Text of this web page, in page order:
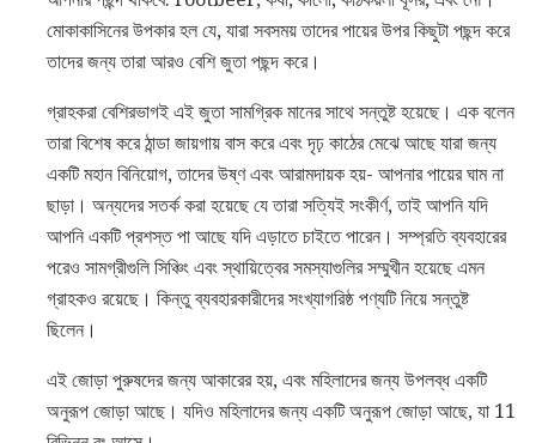
মোকাকাসিনের উপকার হল যে, যারা সবসময় তাদের পায়ের উপর কিছুটা পছন্দ করে
তাদের জন্য তারা আরও বেশি জুতা পছন্দ করে।
গ্রাহকরা বেশিরভাগই এই জুতা সামগ্রিক মানের সাথে সন্তুষ্ট হয়েছে। এক বলেন
তারা বিশেষ করে ঠান্ডা জায়গায় বাস করে এবং দৃঢ় কাঠের মেঝে আছে যারা জন্য
একটি মহান বিনিয়োগ, তাদের উষ্ণ এবং আরামদায়ক হয়- আপনার পায়ের ঘাম না
ছাড়া। অন্যদের সতর্ক করা হয়েছে যে তারা সত্যিই সংকীর্ণ, তাই আপনি যদি
আপনি একটি প্রশস্ত পা আছে যদি এড়াতে চাইতে পারেন। সম্প্রতি ব্যবহারের
পরেও সামগ্রীগুলি সিঞ্চিং এবং স্থায়িত্বের সমস্যাগুলির সম্মুখীন হয়েছে এমন
গ্রাহকও রয়েছে। কিন্তু ব্যবহারকারীদের সংখ্যাগরিষ্ঠ পণ্যটি নিয়ে সন্তুষ্ট
ছিলেন।
এই জোড়া পুরুষদের জন্য আকারের হয়, এবং মহিলাদের জন্য উপলব্ধ একটি
অনুরূপ জোড়া আছে। যদিও মহিলাদের জন্য একটি অনুরূপ জোড়া আছে, যা 11